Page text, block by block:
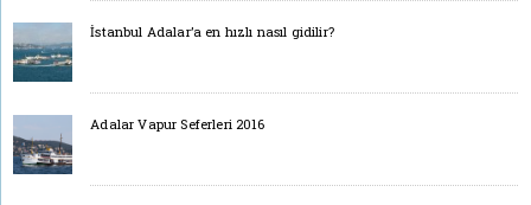
İstanbul Adalar’a en hızlı nasıl gidilir?
Adalar Vapur Seferleri 2016